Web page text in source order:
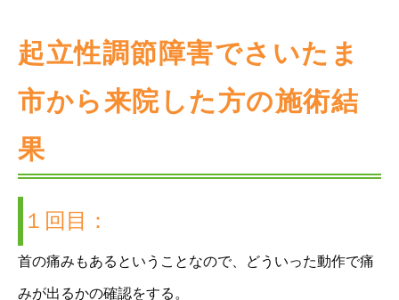
起立性調節障害でさいたま
市から来院した方の施術結
果
１回目：
首の痛みもあるということなので、どういった動作で痛
みが出るかの確認をする。